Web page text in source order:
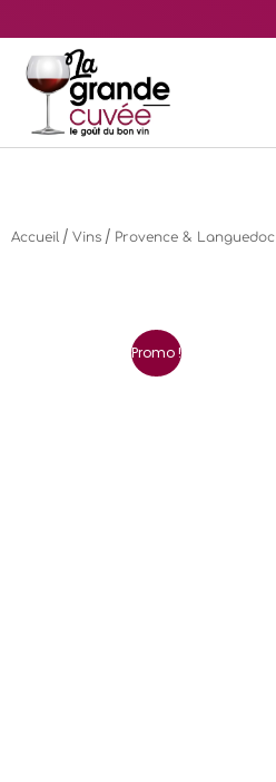
Accueil / Vins / Provence & Languedoc
Promo !